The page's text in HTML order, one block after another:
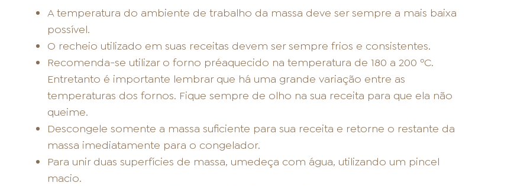
A temperatura do ambiente de trabalho da massa deve ser sempre a mais baixa
possível.
O recheio utilizado em suas receitas devem ser sempre frios e consistentes.
Recomenda-se utilizar o forno préaquecido na temperatura de 180 a 200 ºC.
Entretanto é importante lembrar que há uma grande variação entre as
temperaturas dos fornos. Fique sempre de olho na sua receita para que ela não
queime.
Descongele somente a massa suficiente para sua receita e retorne o restante da
massa imediatamente para o congelador.
Para unir duas superfícies de massa, umedeça com água, utilizando um pincel
macio.